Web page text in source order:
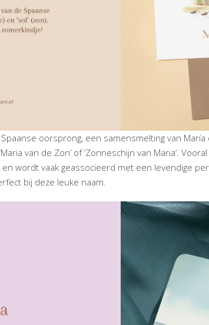
oorsprong, een samensmelting van María
van de Zon’ of ‘Zonneschijn van Maria’.
wordt vaak geassocieerd met een levendige
bij deze leuke naam.